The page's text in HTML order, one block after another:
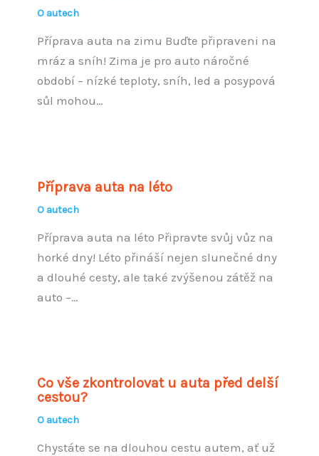
O autech
Příprava auta na zimu Buďte připraveni na
mráz a sníh! Zima je pro auto náročné
období – nízké teploty, sníh, led a posypová
sůl mohou…
Příprava auta na léto
O autech
Příprava auta na léto Připravte svůj vůz na
horké dny! Léto přináší nejen slunečné dny
a dlouhé cesty, ale také zvýšenou zátěž na
auto –…
Co vše zkontrolovat u auta před delší
cestou?
O autech
Chystáte se na dlouhou cestu autem, ať už